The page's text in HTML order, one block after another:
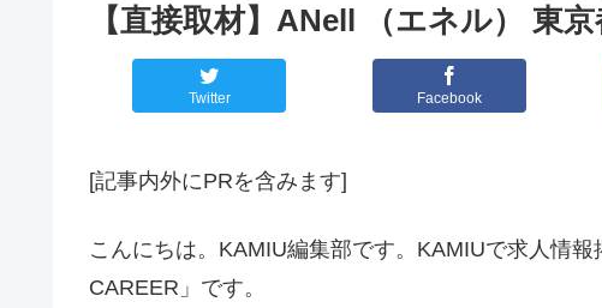
【直接取材】ANell （エネル） 東
Twitter Facebook
[記事内外にPRを含みます]
こんにちは。KAMIU編集部です。KAMIUで求人情
CAREER」です。